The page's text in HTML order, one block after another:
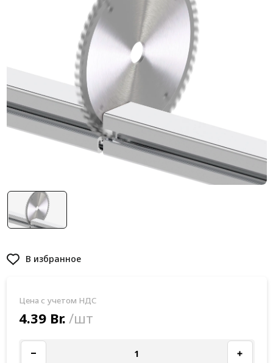
Система V-паза NEW!
Алюминиевые промышленные ограждения
Алюминиевая промышленная мебель
Крейты и кассеты Subrack systems
Профиль строительного назначения
Радиаторный алюминиевый профиль NEW!
Лист алюминиевый
Конструкции из профиля
Услуги дополнительной обработки профиля
В избранное
Цена с учетом НДС
4.39 Br. /шт